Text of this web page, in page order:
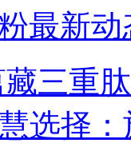
最新动
藏三重
选择